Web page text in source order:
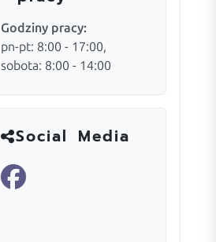
Godziny pracy:
pn-pt: 8:00 - 17:00,
sobota: 8:00 - 14:00
Social Media